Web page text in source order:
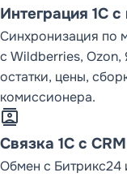
Интеграция 1С
Синхронизация по
с Wildberries, Ozon,
остатки, цены,
комиссионера.
contacts
Связка 1С с
Обмен с Битрикс24